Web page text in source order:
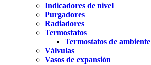
Indicadores de nivel
Purgadores
Radiadores
Termostatos
Termostatos de ambiente
Válvulas
Vasos de expansión